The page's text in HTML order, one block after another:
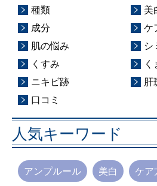
種類
美
成分
ケ
肌の悩み
シ
くすみ
く
ニキビ跡
肝
口コミ
人気キーワード
アンプルール 美白 ケア